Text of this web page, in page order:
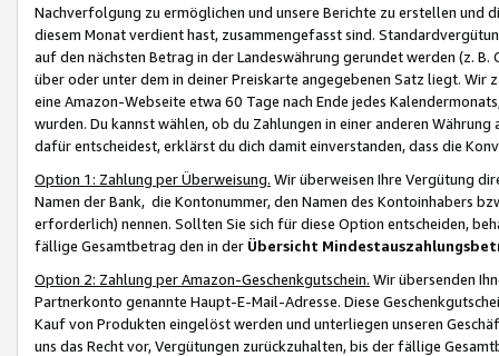
Nachverfolgung zu ermöglichen und unsere Berichte zu erstellen und
diesem Monat verdient hast, zusammengefasst sind.
auf den nächsten Betrag in der Landeswährung gerundet werden (z.
über oder unter dem in deiner Preiskarte angegebenen Satz liegt.
eine Amazon-Webseite etwa 60 Tage nach Ende jedes
wurden. Du kannst wählen, ob du Zahlungen in einer anderen
dafür entscheidest, erklärst du dich damit einverstanden, dass die
Option 1: Zahlung per Überweisung. Wir überweisen Ihre Vergütung
Namen der Bank, die Kontonummer, den Namen des Kontoinhabers
erforderlich) nennen. Sollten Sie sich für diese Option entscheiden,
fällige Gesamtbetrag den in der Übersicht
Option 2: Zahlung per Amazon-Geschenkgutschein. Wir übersenden
Partnerkonto genannte Haupt-E-Mail-Adresse. Diese
Kauf von Produkten eingelöst werden und unterliegen unseren
uns das Recht vor, Vergütungen zurückzuhalten, bis der fällige